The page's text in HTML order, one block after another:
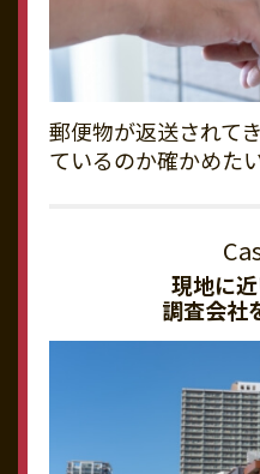
郵便物が返送されて
ているのか確かめたい
現地に
調査会社